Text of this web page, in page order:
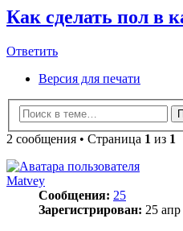
Как сделать пол в
Ответить
Ответить
Версия для печати
2 сообщения • Страница 1 из 1
Matvey
Сообщения: 25
Зарегистрирован: 25